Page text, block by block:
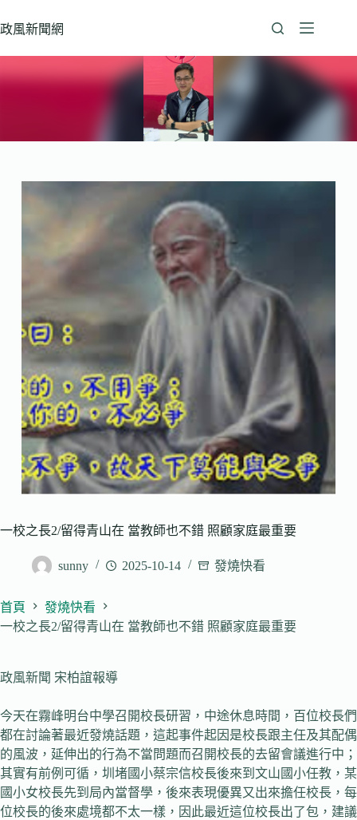
至
政風新聞網
一校之長2/留得青山在 當教師也不錯 照顧家庭最重要
sunny 2025-10-14 發燒快看
首頁
發燒快看
一校之長2/留得青山在 當教師也不錯 照顧家庭最重要
政風新聞 宋柏誼報導
今天在霧峰明台中學召開校長研習，中途休息時間，百位校長們
都在討論著最近發燒話題，這起事件起因是校長跟主任及其配偶
的風波，延伸出的行為不當問題而召開校長的去留會議進行中；
其實有前例可循，圳堵國小蔡宗信校長後來到文山國小任教，某
國小女校長先到局內當督學，後來表現優異又出來擔任校長，每
位校長的後來處境都不太一樣，因此最近這位校長出了包，建議